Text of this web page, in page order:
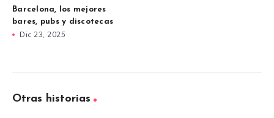
Barcelona, los mejores
bares, pubs y discotecas
Dic 23, 2025
Otras historias